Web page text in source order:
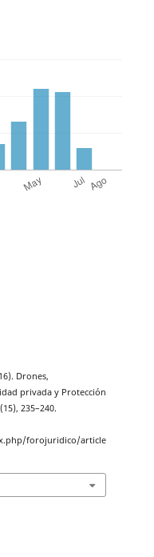
Drones,
privada y Protección
235–240.
forojuridico/article